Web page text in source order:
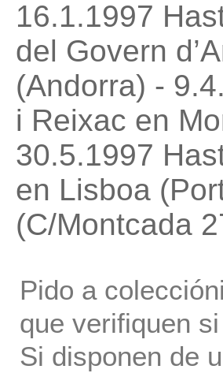
16.1.1997
del Govern
(Andorra) -
i Reixac en
30.5.1997
en Lisboa
(C/Montcada
Pido a
que verifiquen
Si disponen de